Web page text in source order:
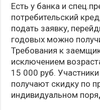
Есть у банка и
потребительский
подать заявку,
годовых можно
Требования к
исключением
15 000 руб.
получают скидку по
индивидуальном